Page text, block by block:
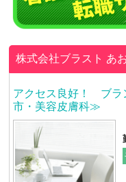
株式会社ブラスト あ
アクセス良好！ ブ
市・美容皮膚科≫